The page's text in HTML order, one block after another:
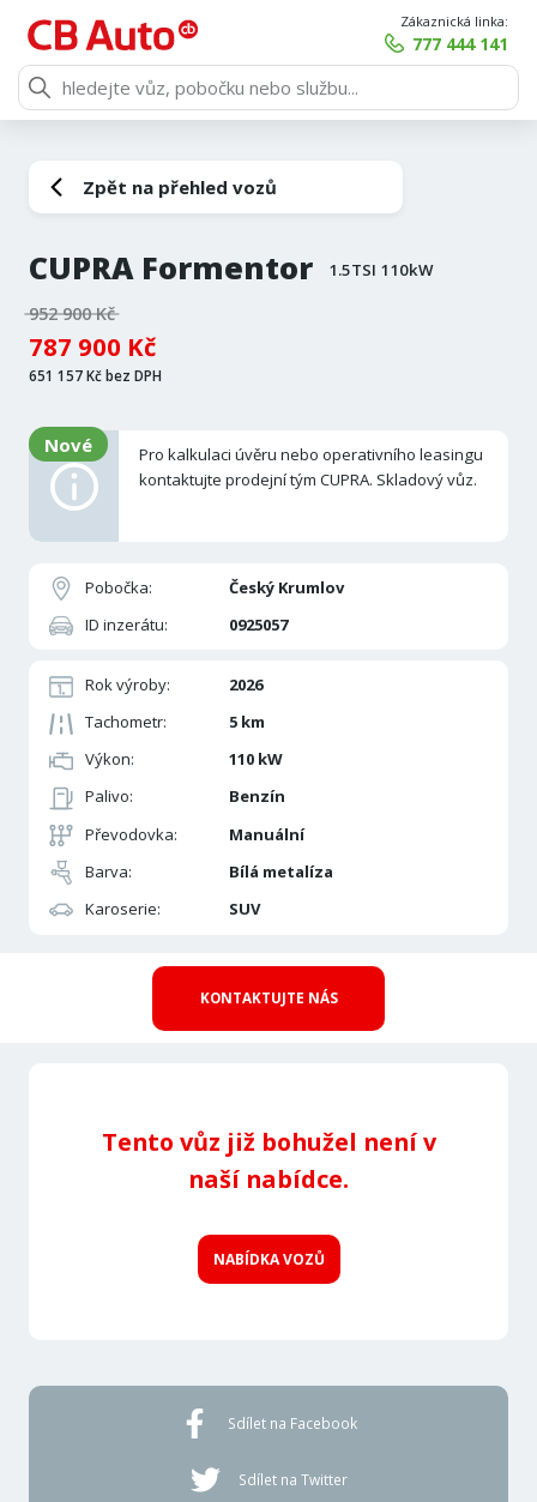
Zákaznická linka:
777 444 141
Zpět na přehled vozů
CUPRA Formentor 1.5TSI 110kW
952 900 Kč
787 900 Kč
651 157 Kč bez DPH
Pobočka:
Český Krumlov
ID inzerátu:
0925057
Rok výroby:
2026
Tachometr:
5 km
Výkon:
110 kW
Palivo:
Benzín
Převodovka:
Manuální
Barva:
Bílá metalíza
Karoserie:
SUV
Nové
Pro kalkulaci úvěru nebo operativního leasingu
kontaktujte prodejní tým CUPRA. Skladový vůz.
KONTAKTUJTE NÁS
Tento vůz již bohužel není v
naší nabídce.
NABÍDKA VOZŮ
Sdílet na Facebook
Sdílet na Twitter